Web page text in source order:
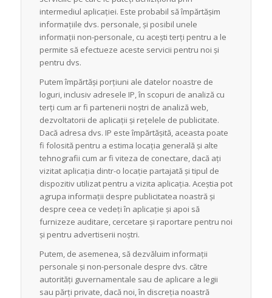
intermediul aplicației. Este probabil să împărtășim
informațiile dvs. personale, și posibil unele
informații non-personale, cu acești terți pentru a le
permite să efectueze aceste servicii pentru noi și
pentru dvs.
Putem împărtăși porțiuni ale datelor noastre de
loguri, inclusiv adresele IP, în scopuri de analiză cu
terți cum ar fi partenerii noștri de analiză web,
dezvoltatorii de aplicații și rețelele de publicitate.
Dacă adresa dvs. IP este împărtășită, aceasta poate
fi folosită pentru a estima locația generală și alte
tehnografii cum ar fi viteza de conectare, dacă ați
vizitat aplicația dintr-o locație partajată și tipul de
dispozitiv utilizat pentru a vizita aplicația. Aceștia pot
agrupa informații despre publicitatea noastră și
despre ceea ce vedeți în aplicație și apoi să
furnizeze auditare, cercetare și raportare pentru noi
și pentru advertiserii noștri.
Putem, de asemenea, să dezvăluim informații
personale și non-personale despre dvs. către
autorități guvernamentale sau de aplicare a legii
sau părți private, dacă noi, în discreția noastră